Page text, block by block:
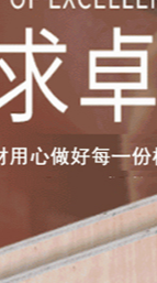
企业文化